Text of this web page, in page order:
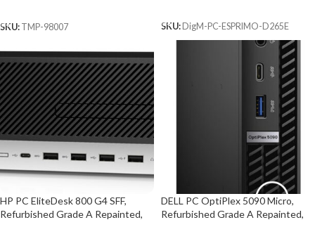
SKU: TMP-98007 SKU: DigM-PC-ESPRIMO-D265E
HP PC EliteDesk 800 G4 SFF,
Refurbished Grade A Repainted,
DELL PC OptiPlex 5090 Micro,
Refurbished Grade A Repainted,